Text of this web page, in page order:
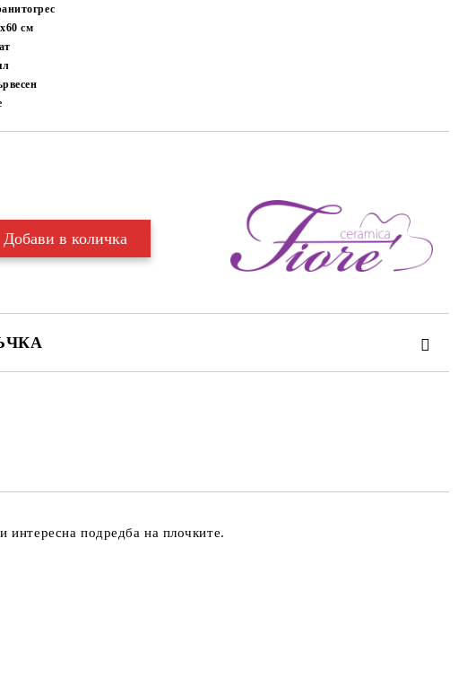
см
интересна подредба на плочките.